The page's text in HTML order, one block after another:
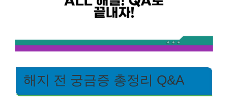
해지 전 궁금증 총정리 Q&A